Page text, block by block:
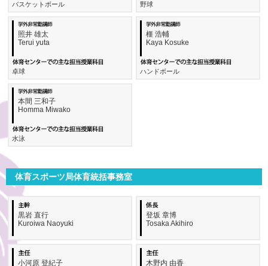
バスケットボール 野球
照井 雄太
Terui yuta
卓球
榧 浩輔
Kaya Kosuke
ハンドボール
本間 三和子
Homma Miwako
水泳
体育スポーツ局体育統括事務室
黒岩 直行
Kuroiwa Naoyuki
登坂 章博
Tosaka Akihiro
小河原 登紀子 木野内 由香